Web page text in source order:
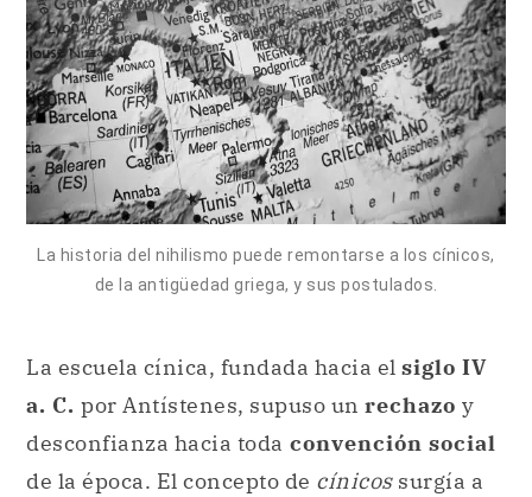
La historia del nihilismo puede remontarse a los cínicos,
de la antigüedad griega, y sus postulados.
La escuela cínica, fundada hacia el siglo IV
a. C. por Antístenes, supuso un rechazo y
desconfianza hacia toda convención social
de la época. El concepto de cínicossurgía a